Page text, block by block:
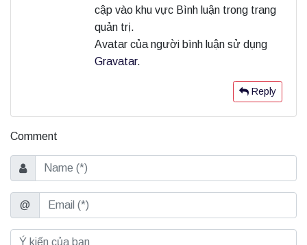
t
o
n
“
T
r
cập vào khu vực Bình luận trong trang
quản trị.
Avatar của người bình luận sử dụng
Gravatar.
Reply
Comment
Name
Email
@